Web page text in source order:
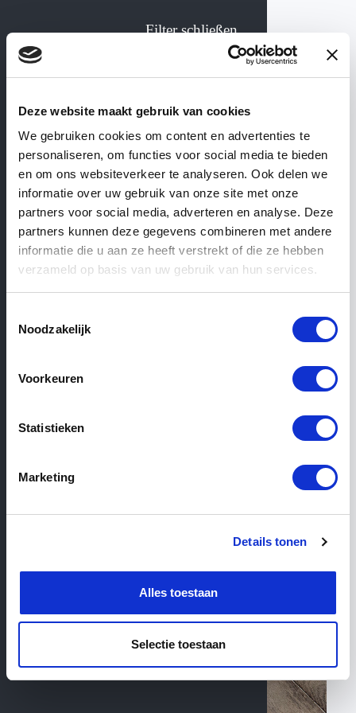
Deze website maakt gebruik van cookies
We gebruiken cookies om content en advertenties te
personaliseren, om functies voor social media te bieden
en om ons websiteverkeer te analyseren. Ook delen we
informatie over uw gebruik van onze site met onze
partners voor social media, adverteren en analyse. Deze
partners kunnen deze gegevens combineren met andere
informatie die u aan ze heeft verstrekt of die ze hebben
verzameld op basis van uw gebruik van hun services.
Noodzakelijk
Voorkeuren
Statistieken
Marketing
Details tonen
Alles toestaan
Selectie toestaan
WEBSHOP— ’T ACHTERHUIS
Holzböden
Filter schließen
Kollekte Holzböden
Material
Holz Multi Solide
Siehe die ähnlichen